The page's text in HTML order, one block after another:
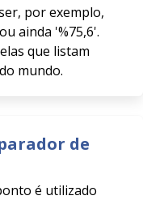
por exemplo,
ainda '%75,6'.
que listam
mundo.
de
é utilizado